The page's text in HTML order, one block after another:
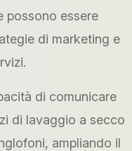
possono essere
di marketing e
di comunicare
di lavaggio a secco
ampliando il